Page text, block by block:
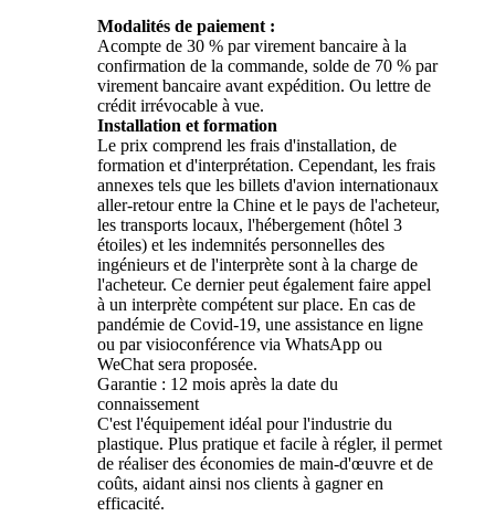
Modalités de paiement :
Acompte de 30 % par virement bancaire à la
confirmation de la commande, solde de 70 % par
virement bancaire avant expédition. Ou lettre de
crédit irrévocable à vue.
Installation et formation
Le prix comprend les frais d'installation, de
formation et d'interprétation. Cependant, les frais
annexes tels que les billets d'avion internationaux
aller-retour entre la Chine et le pays de l'acheteur,
les transports locaux, l'hébergement (hôtel 3
étoiles) et les indemnités personnelles des
ingénieurs et de l'interprète sont à la charge de
l'acheteur. Ce dernier peut également faire appel
à un interprète compétent sur place. En cas de
pandémie de Covid-19, une assistance en ligne
ou par visioconférence via WhatsApp ou
WeChat sera proposée.
Garantie : 12 mois après la date du
connaissement
C'est l'équipement idéal pour l'industrie du
plastique. Plus pratique et facile à régler, il permet
de réaliser des économies de main-d'œuvre et de
coûts, aidant ainsi nos clients à gagner en
efficacité.